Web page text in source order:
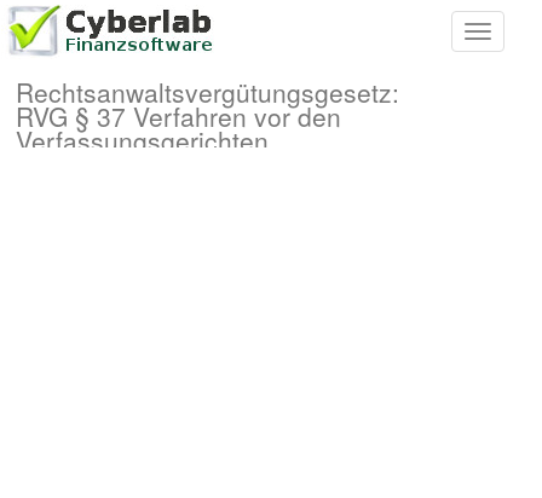
Toggle
Rechtsanwaltsvergütungsgesetz:
RVG § 37 Verfahren vor den
Verfassungsgerichten